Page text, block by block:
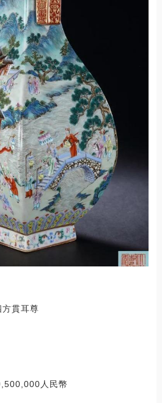
貫耳尊
人民幣